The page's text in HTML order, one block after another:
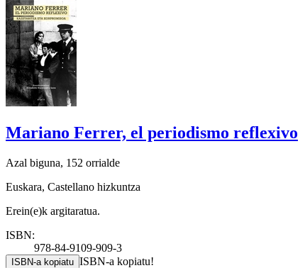
Mariano Ferrer, el periodismo reflexivo
Azal biguna, 152 orrialde
Euskara, Castellano hizkuntza
Erein(e)k argitaratua.
ISBN:
978-84-9109-909-3
ISBN-a kopiatu ISBN-a kopiatu!